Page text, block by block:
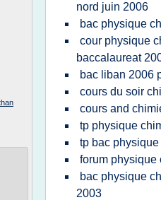
nord juin 2006
bac physique
cour physique
baccalaureat
bac liban 2006
cours du soir
cours and
tp physique
tp bac
forum physique
bac physique
2003